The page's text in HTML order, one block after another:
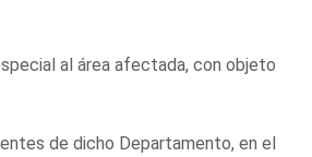
al área afectada, con objeto
de dicho Departamento, en el